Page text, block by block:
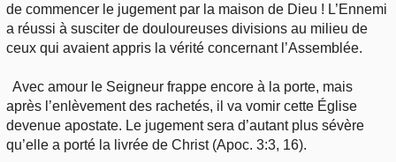
de commencer le jugement par la maison de Dieu ! L’Ennemi
a réussi à susciter de douloureuses divisions au milieu de
ceux qui avaient appris la vérité concernant l’Assemblée.
Avec amour le Seigneur frappe encore à la porte, mais
après l’enlèvement des rachetés, il va vomir cette Église
devenue apostate. Le jugement sera d’autant plus sévère
qu’elle a porté la livrée de Christ (Apoc. 3:3, 16).